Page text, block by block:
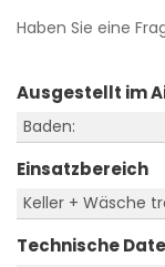
Haben Sie eine
Ausgestellt im
Baden:
Einsatzbereich
Keller + Wäsche
Technische